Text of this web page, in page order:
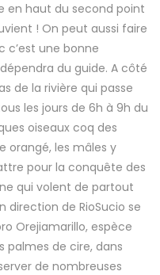
en haut du second point
! On peut aussi faire
c’est une bonne
du guide. A côté
de la rivière qui passe
les jours de 6h à 9h du
oiseaux coq des
orangé, les mâles y
pour la conquête des
qui volent de partout
direction de RioSucio se
Orejiamarillo, espèce
palmes de cire, dans
de nombreuses